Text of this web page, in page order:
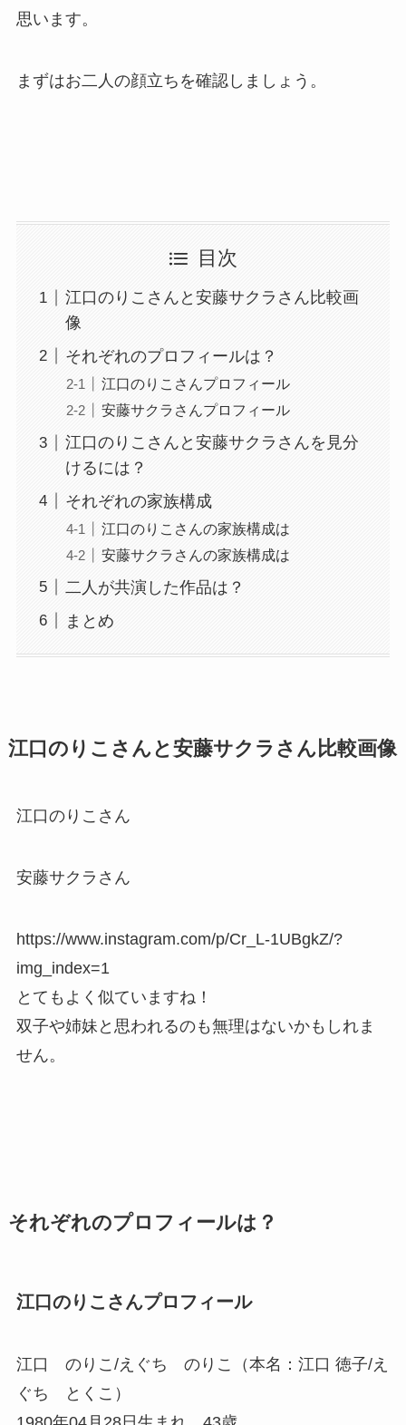
思います。
まずはお二人の顔立ちを確認しましょう。
目次
江口のりこさんと安藤サクラさん比較画
像
それぞれのプロフィールは？
江口のりこさんプロフィール
安藤サクラさんプロフィール
江口のりこさんと安藤サクラさんを見分
けるには？
それぞれの家族構成
江口のりこさんの家族構成は
安藤サクラさんの家族構成は
二人が共演した作品は？
まとめ
江口のりこさんと安藤サクラさん比較画像
江口のりこさん
安藤サクラさん
https://www.instagram.com/p/Cr_L-1UBgkZ/?
img_index=1
とてもよく似ていますね！
双子や姉妹と思われるのも無理はないかもしれま
せん。
それぞれのプロフィールは？
江口のりこさんプロフィール
江口 のりこ/えぐち のりこ（本名：江口 徳子/え
ぐち とくこ）